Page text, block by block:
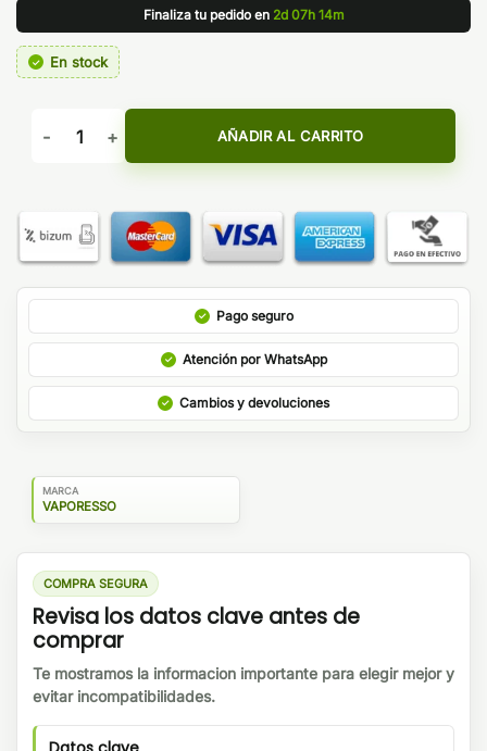
Finaliza tu pedido en 2d 07h 14m
En stock
Depósito de Pyrex para iTank 8ml - Vaporesso cantidad
AÑADIR AL CARRITO
Pago seguro
Atención por WhatsApp
Cambios y devoluciones
MARCA
VAPORESSO
COMPRA SEGURA
Revisa los datos clave antes de
comprar
Te mostramos la informacion importante para elegir mejor y
evitar incompatibilidades.